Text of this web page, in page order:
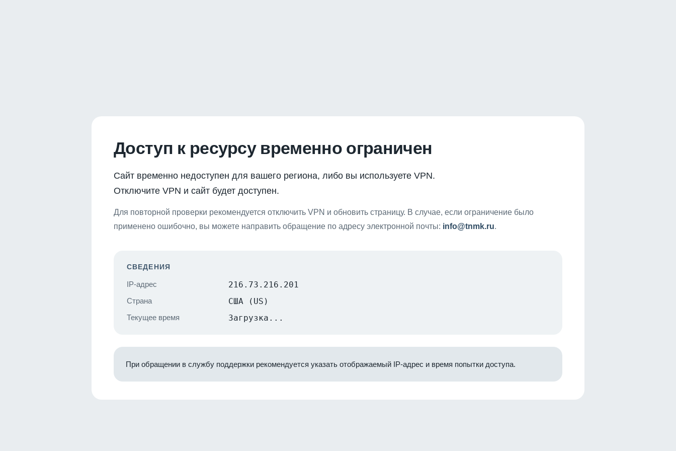
Доступ к ресурсу временно ограничен
Сайт временно недоступен для вашего региона, либо вы используете VPN.
Отключите VPN и сайт будет доступен.
Для повторной проверки рекомендуется отключить VPN и обновить страницу. В случае, если ограничение было
применено ошибочно, вы можете направить обращение по адресу электронной почты: info@tnmk.ru.
СВЕДЕНИЯ
IP-адрес 216.73.216.201
Страна США (US)
Текущее время Загрузка...
При обращении в службу поддержки рекомендуется указать отображаемый IP-адрес и время попытки доступа.